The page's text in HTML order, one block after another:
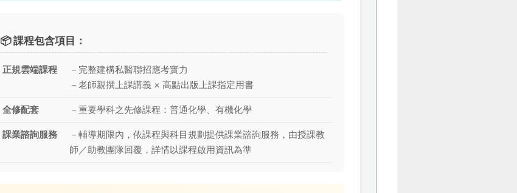
📦 課程包含項目：
正規雲端課程
－完整建構私醫聯招應考實力
－老師親撰上課講義 × 高點出版上課指定用書
全修配套 －重要學科之先修課程：普通化學、有機化學
課業諮詢服務
－輔導期限內，依課程與科目規劃提供課業諮詢服務，由授課教
師／助教團隊回覆，詳情以課程啟用資訊為準